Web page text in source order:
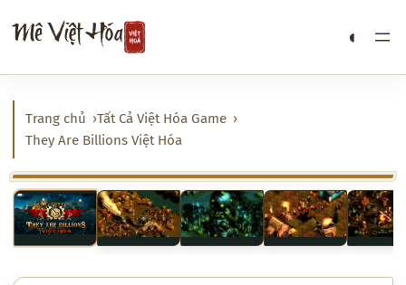
đến
nội
dung
Mê Việt Hóa ◐
Trang chủ
Tất Cả Việt Hóa Game
They Are Billions Việt Hóa
‹ ›